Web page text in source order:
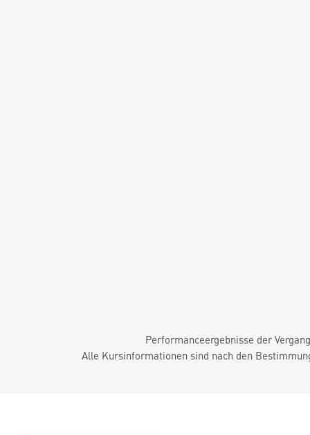
Performanceergebnisse der
Alle Kursinformationen sind nach den